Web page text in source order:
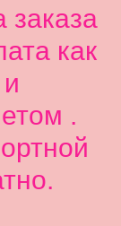
как
.